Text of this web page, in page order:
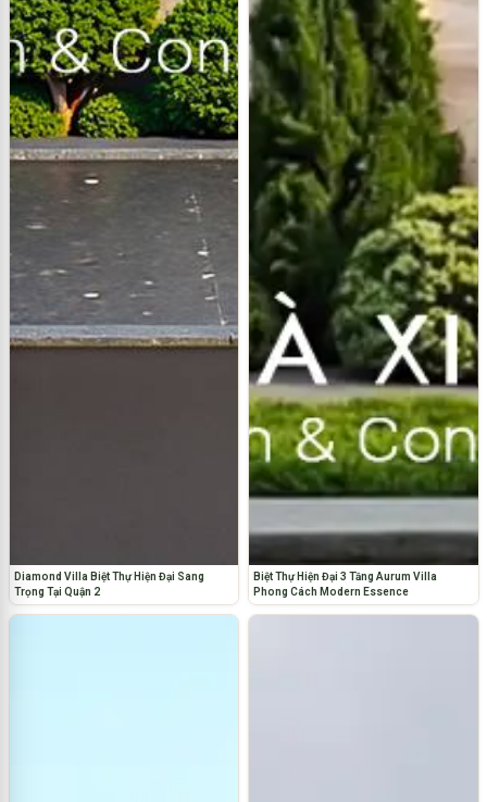
Diamond Villa Biệt Thự Hiện Đại Sang
Trọng Tại Quận 2
Biệt Thự Hiện Đại 3 Tầng Aurum Villa
Phong Cách Modern Essence